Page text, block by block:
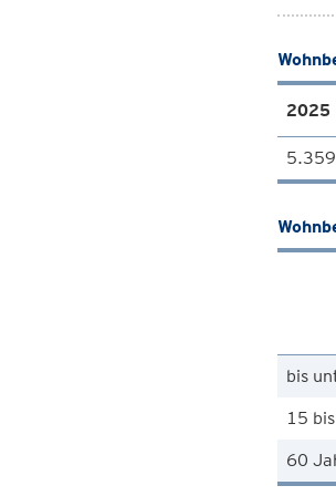
2025
5.359
bis
15
60